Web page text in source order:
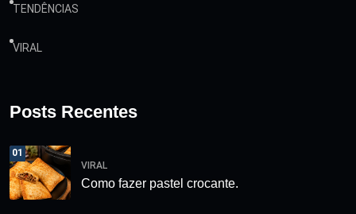
TENDÊNCIAS
VIRAL
Posts Recentes
01
VIRAL
Como fazer pastel crocante.